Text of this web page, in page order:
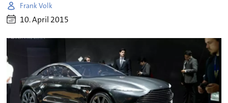
Frank Volk
10. April 2015